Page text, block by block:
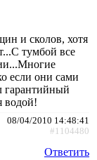
и сколов, хотя
тумбой все
если они сами
гарантийный
водой!
08/04/2010 14:48:41
#1104480
Ответить